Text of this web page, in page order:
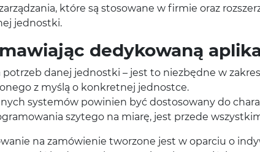
które są stosowane w firmie oraz
jednostki.
dedykowaną
danej jednostki – jest to niezbędne w
z myślą o konkretnej jednostce.
systemów powinien być dostosowany do
szytego na miarę, jest przede
na zamówienie tworzone jest w oparciu o